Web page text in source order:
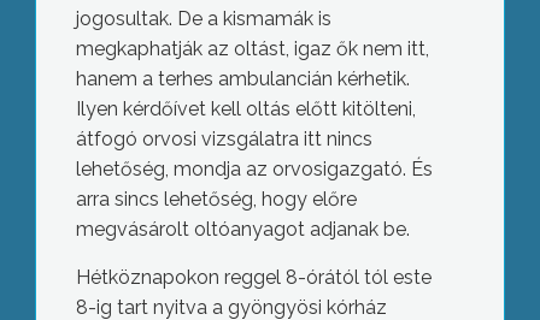
jogosultak. De a kismamák is
megkaphatják az oltást, igaz ők nem itt,
hanem a terhes ambulancián kérhetik.
Ilyen kérdőívet kell oltás előtt kitölteni,
átfogó orvosi vizsgálatra itt nincs
lehetőség, mondja az orvosigazgató. És
arra sincs lehetőség, hogy előre
megvásárolt oltóanyagot adjanak be.
Hétköznapokon reggel 8-órától tól este
8-ig tart nyitva a gyöngyösi kórház